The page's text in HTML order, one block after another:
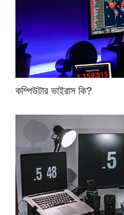
কম্পিউটার ভাইরাস কি?